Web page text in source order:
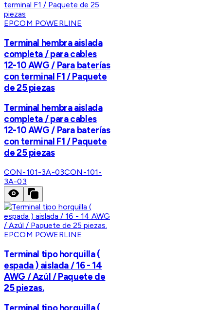
EPCOM POWERLINE
Terminal hembra aislada
completa / para cables
12-10 AWG / Para baterías
con terminal F1 / Paquete
de 25 piezas
Terminal hembra aislada
completa / para cables
12-10 AWG / Para baterías
con terminal F1 / Paquete
de 25 piezas
CON-101-3A-03CON-101-
3A-03
EPCOM POWERLINE
Terminal tipo horquilla (
espada ) aislada / 16 - 14
AWG / Azúl / Paquete de
25 piezas.